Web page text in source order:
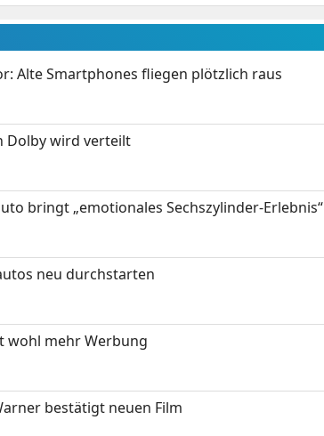
Alte Smartphones fliegen plötzlich raus
Dolby wird verteilt
bringt „emotionales Sechszylinder-Erlebnis“
neu durchstarten
wohl mehr Werbung
bestätigt neuen Film